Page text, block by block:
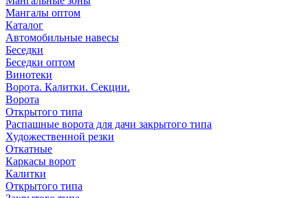
Мангалы оптом
Каталог
Автомобильные навесы
Беседки
Беседки оптом
Винотеки
Ворота. Калитки. Секции.
Ворота
Открытого типа
Распашные ворота для дачи закрытого типа
Художественной резки
Откатные
Каркасы ворот
Калитки
Открытого типа